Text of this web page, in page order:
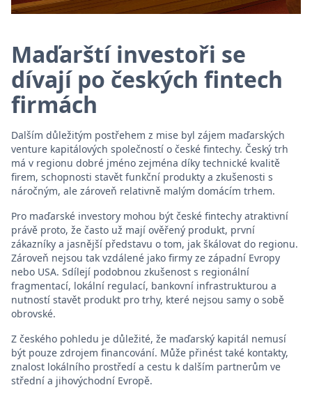
Maďarští investoři se
dívají po českých fintech
firmách
Dalším důležitým postřehem z mise byl zájem maďarských
venture kapitálových společností o české fintechy. Český trh
má v regionu dobré jméno zejména díky technické kvalitě
firem, schopnosti stavět funkční produkty a zkušenosti s
náročným, ale zároveň relativně malým domácím trhem.
Pro maďarské investory mohou být české fintechy atraktivní
právě proto, že často už mají ověřený produkt, první
zákazníky a jasnější představu o tom, jak škálovat do regionu.
Zároveň nejsou tak vzdálené jako firmy ze západní Evropy
nebo USA. Sdílejí podobnou zkušenost s regionální
fragmentací, lokální regulací, bankovní infrastrukturou a
nutností stavět produkt pro trhy, které nejsou samy o sobě
obrovské.
Z českého pohledu je důležité, že maďarský kapitál nemusí
být pouze zdrojem financování. Může přinést také kontakty,
znalost lokálního prostředí a cestu k dalším partnerům ve
střední a jihovýchodní Evropě.